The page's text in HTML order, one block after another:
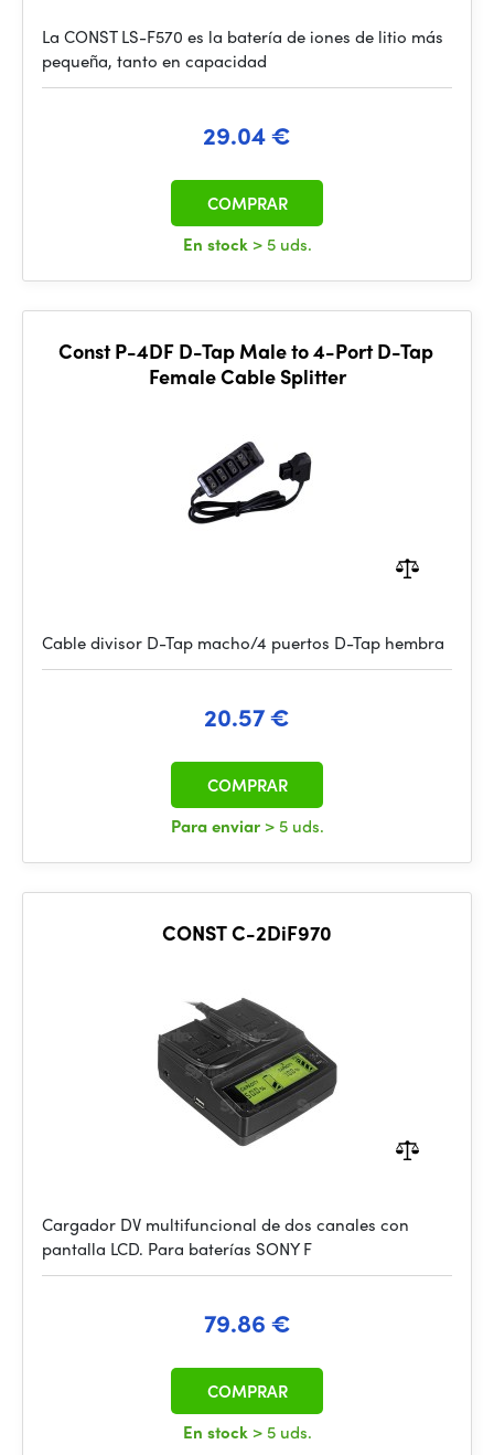
La CONST LS-F570 es la batería de iones de litio más
pequeña, tanto en capacidad
29.04 €
En stock > 5 uds.
COMPRAR
Const P-4DF D-Tap Male to 4-Port D-Tap
Female Cable Splitter
Cable divisor D-Tap macho/4 puertos D-Tap hembra
20.57 €
Para enviar > 5 uds.
COMPRAR
CONST C-2DiF970
Cargador DV multifuncional de dos canales con
pantalla LCD. Para baterías SONY F
79.86 €
En stock > 5 uds.
COMPRAR